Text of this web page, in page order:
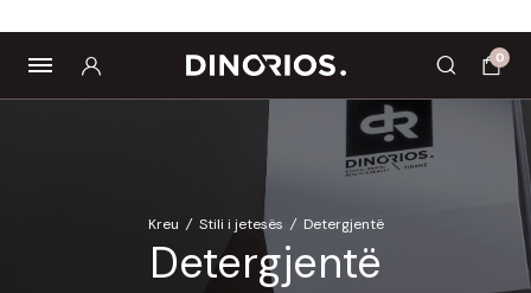
0
Kreu / Stili i jetesës / Detergjentë
Detergjentë